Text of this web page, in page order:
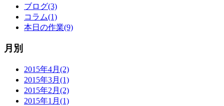
ブログ(3)
コラム(1)
本日の作業(9)
月別
2015年4月(2)
2015年3月(1)
2015年2月(2)
2015年1月(1)